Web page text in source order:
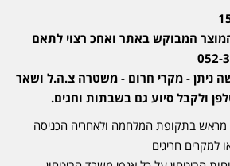
המבוקש באתר ואחכ רצוי לתאם
ניתן - מקרי חרום - משטרה צ.ה.ל ושאר
ולקבל סיוע גם בשבתות וחגים.
מראש בתקופת המלחמה ולאחריה הכניסה
למקרים חריגים